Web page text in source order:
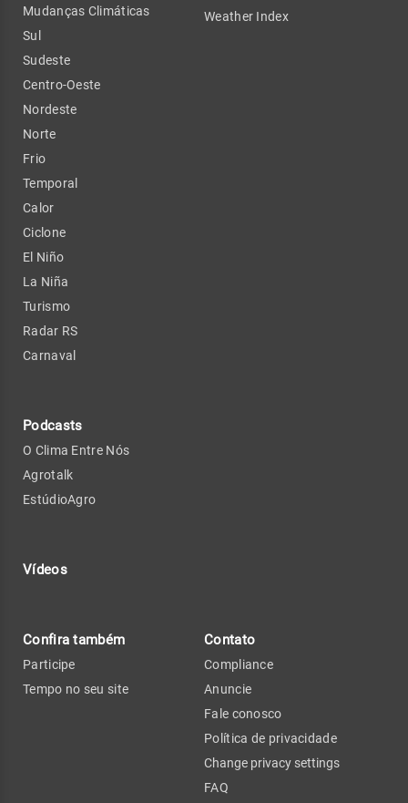
Mudanças Climáticas
Sul
Sudeste
Centro-Oeste
Nordeste
Norte
Frio
Temporal
Calor
Ciclone
El Niño
La Niña
Turismo
Radar RS
Carnaval
Podcasts
O Clima Entre Nós
Agrotalk
EstúdioAgro
Vídeos
Weather Index
Confira também
Participe
Tempo no seu site
Contato
Compliance
Anuncie
Fale conosco
Política de privacidade
Change privacy settings
FAQ